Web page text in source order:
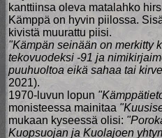
kanttiinsa oleva matalahko
Kämppä on hyvin piilossa.
kivistä muurattu piisi.
"Kämpän seinään on merkitty
tekovuodeksi -91 ja
puuhuoltoa eikä sahaa tai
2021).
1970-luvun lopun
monisteessa mainitaa
mukaan kyseessä olisi:
Kuopsuojan ja Kuolajoen